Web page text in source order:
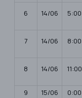
6 14/06 5:00
7 14/06 8:00
8 14/06 11:00
9 15/06 0:00